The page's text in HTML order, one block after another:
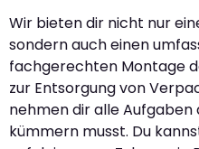
Wir bieten dir nicht nur
sondern auch einen
fachgerechten Montage
zur Entsorgung von
nehmen dir alle
kümmern musst. Du